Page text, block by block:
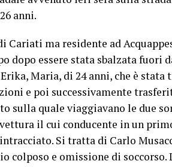
anni.
Cariati ma residente ad
dopo essere stata sbalzata fuori
Maria, di 24 anni, che è stata
e poi successivamente
sulla quale viaggiavano le due
il cui conducente in un
Si tratta di Carlo
colposo e omissione di soccorso.